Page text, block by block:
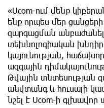
«Ucom-ում մենք
ենք որպես մեր ցանցերի
զարգացման
տեխնոլոգիական խնդիր
կայունության,
ազգային
Թվային տնտեսության
անվտանգ և հուսալի
նշել է Ucom-ի